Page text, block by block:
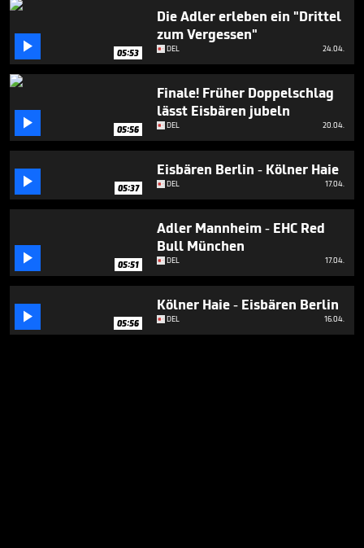
 05:53
Die Adler erleben ein "Drittel
zum Vergessen"
DEL 24.04.
 05:56
Finale! Früher Doppelschlag
lässt Eisbären jubeln
DEL 20.04.
 05:37
Eisbären Berlin - Kölner Haie
DEL 17.04.
 05:51
Adler Mannheim - EHC Red
Bull München
DEL 17.04.
 05:56
Kölner Haie - Eisbären Berlin
DEL 16.04.